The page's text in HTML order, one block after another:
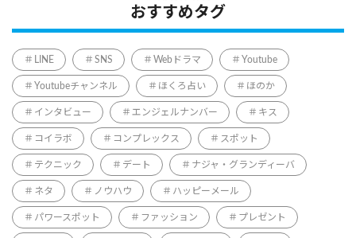
おすすめタグ
LINE SNS Webドラマ Youtube
Youtubeチャンネル ほくろ占い ほのか
インタビュー エンジェルナンバー キス
コイラボ コンプレックス スポット
テクニック デート ナジャ・グランディーバ
ネタ ノウハウ ハッピーメール
パワースポット ファッション プレゼント